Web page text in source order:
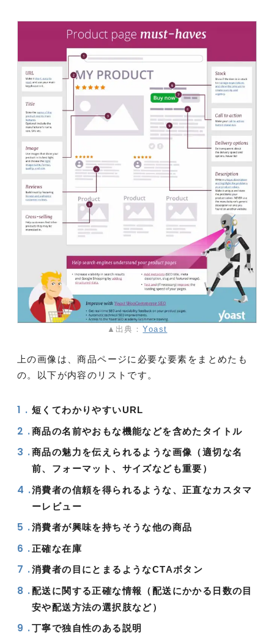
▲出典： Yoast
上の画像は、商品ページに必要な要素をまとめたも
の。以下が内容のリストです。
短くてわかりやすいURL
商品の名前やおもな機能などを含めたタイトル
商品の魅力を伝えられるような画像（適切な名
前、フォーマット、サイズなども重要）
消費者の信頼を得られるような、正直なカスタマ
ーレビュー
消費者が興味を持ちそうな他の商品
正確な在庫
消費者の目にとまるようなCTAボタン
配送に関する正確な情報（配送にかかる日数の目
安や配送方法の選択肢など）
丁寧で独自性のある説明